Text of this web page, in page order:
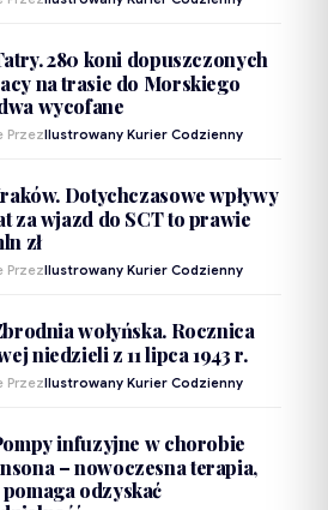
280 koni dopuszczonych
na trasie do Morskiego
wycofane
PrzezIlustrowany Kurier Codzienny
Dotychczasowe wpływy
za wjazd do SCT to prawie
zł
PrzezIlustrowany Kurier Codzienny
wołyńska. Rocznica
niedzieli z 11 lipca 1943 r.
PrzezIlustrowany Kurier Codzienny
infuzyjne w chorobie
– nowoczesna terapia,
odzyskać